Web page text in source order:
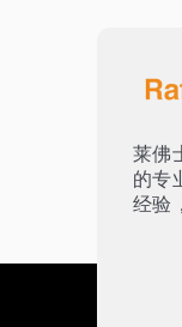
莱佛
的专
经验